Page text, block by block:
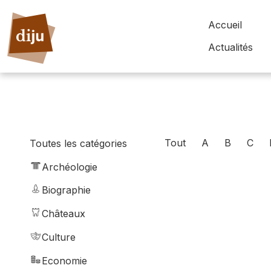
Accueil
Actualités
Toutes les catégories
Archéologie
Biographie
Châteaux
Culture
Economie
Tout A B C